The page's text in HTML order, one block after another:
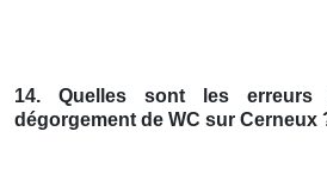
14. Quelles sont les
dégorgement de WC sur Cerneux